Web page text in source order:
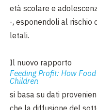
età scolare e
-, esponendoli al
letali.
Il nuovo rapporto
Feeding Profit: How
Children
si basa su dati
che la diffusione del